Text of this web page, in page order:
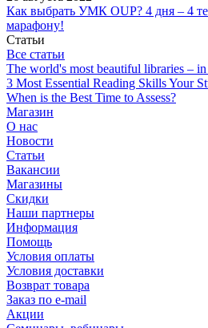
Как выбрать УМК OUP? 4 дня – 4
марафону!
Статьи
Все статьи
The world's most beautiful libraries –
3 Most Essential Reading Skills Your
When is the Best Time to Assess?
Магазин
О нас
Новости
Статьи
Вакансии
Магазины
Скидки
Наши партнеры
Информация
Помощь
Условия оплаты
Условия доставки
Возврат товара
Заказ по e-mail
Акции